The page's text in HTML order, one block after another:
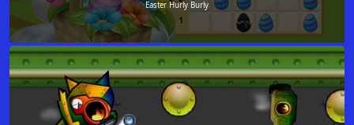
Easter Hurly Burly